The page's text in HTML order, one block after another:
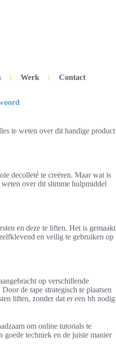
Werk Contact
te weten over dit handige product
decolleté te creëren. Maar wat is
over dit slimme hulpmiddel
en deze te liften. Het is gemaakt
en veilig te gebruiken op
op verschillende
de tape strategisch te plaatsen
liften, zonder dat er een bh nodig
om online tutorials te
goede techniek en de juiste manier